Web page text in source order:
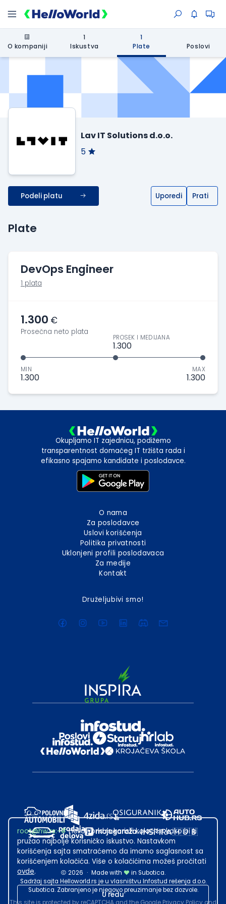
O kompaniji
1
Iskustva
1
Plate
Poslovi
Lav IT Solutions d.o.o.
5
Podeli platu Uporedi Prati
Plate
DevOps Engineer
1 plata
1.300 €
Prosečna neto plata
MIN
1.300
PROSEK I MEDIJANA
1.300
MAX
1.300
Okupljamo IT zajednicu, podižemo
transparentnost domaćeg IT tržišta rada i
efikasno spajamo kandidate i poslodavce.
O nama
Za poslodavce
Uslovi korišćenja
Politika privatnosti
Uklonjeni profili poslodavaca
Za medije
Kontakt
Druželjubivi smo!
2026 · Made with
in Subotica.
Sadržaj sajta Helloworld.rs je u vlasništvu Infostud rešenja d.o.o.
Subotica. Zabranjeno je njegovo preuzimanje bez dozvole.
root@hw.rs:~#Helloworld.rs koristi kolačiće kako bi ti
pružao najbolje korisničko iskustvo. Nastavkom
korišćenja sajta smatraćemo da imamo saglasnost sa
korišćenjem kolačića. Više o kolačićima možeš pročitati
ovde.
U redu